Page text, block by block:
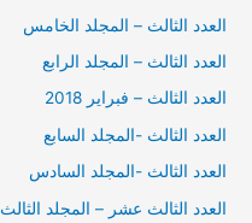
العدد الثالث – المجلد الخامس
العدد الثالث – المجلد الرابع
العدد الثالث – فبراير 2018
العدد الثالث -المجلد السابع
العدد الثالث -المجلد السادس
العدد الثالث عشر – المجلد الثالث